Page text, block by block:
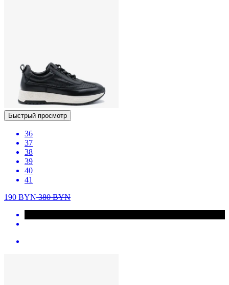
Быстрый просмотр
36
37
38
39
40
41
190 BYN380BYN